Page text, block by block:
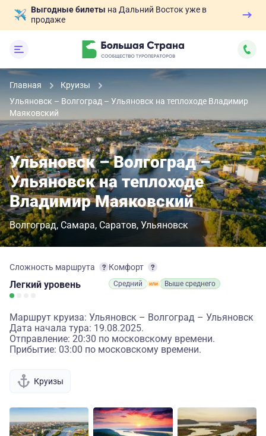
Выгодные билеты на Дальний Восток уже в
продаже
Главная
Круизы
Ульяновск – Волгоград – Ульяновск на теплоходе Владимир
Маяковский
Ульяновск – Волгоград –
Ульяновск на теплоходе
Владимир Маяковский
Волгоград Самара Саратов Ульяновск
Сложность маршрута
Легкий уровень
Комфорт
Средний Выше среднего
Маршрут круиза: Ульяновск – Волгоград – Ульяновск
Дата начала тура: 19.08.2025.
Отправление: 20:30 по московскому времени.
Прибытие: 03:00 по московскому времени.
Круизы